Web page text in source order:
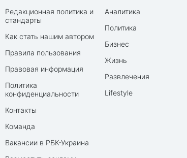
Редакционная политика и
стандарты
Как стать нашим автором
Правила пользования
Правовая информация
Политика
конфиденциальности
Контакты
Команда
Вакансии в РБК-Украина
Аналитика
Политика
Бизнес
Жизнь
Развлечения
Lifestyle